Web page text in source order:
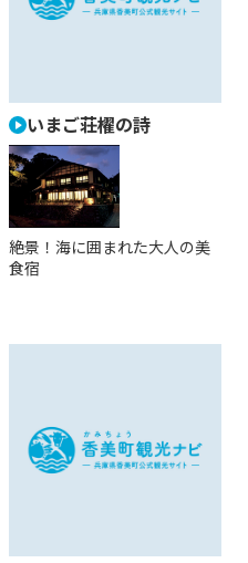
いまご荘櫂の詩
絶景！海に囲まれた大人の美
食宿